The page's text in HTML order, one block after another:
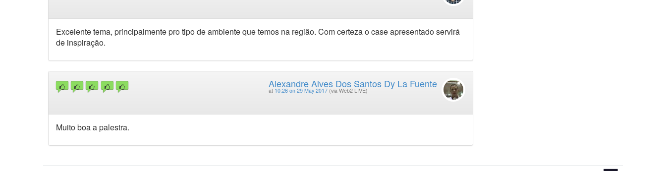
Excelente tema, principalmente pro tipo de ambiente que temos na região. Com certeza o case apresentado servirá
de inspiração.
Alexandre Alves Dos Santos Dy La Fuente
at 10:26 on 29 May 2017 (via Web2 LIVE)
Muito boa a palestra.